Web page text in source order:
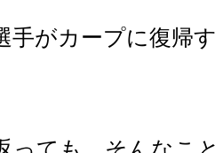
手がカープに復帰